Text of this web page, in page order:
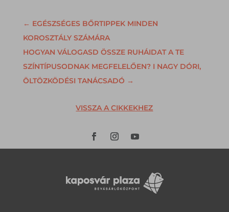
← EGÉSZSÉGES BŐRTIPPEK MINDEN
KOROSZTÁLY SZÁMÁRA
HOGYAN VÁLOGASD ÖSSZE RUHÁIDAT A TE
SZÍNTÍPUSODNAK MEGFELELŐEN? I NAGY DÓRI,
ÖLTÖZKÖDÉSI TANÁCSADÓ →
VISSZA A CIKKEKHEZ